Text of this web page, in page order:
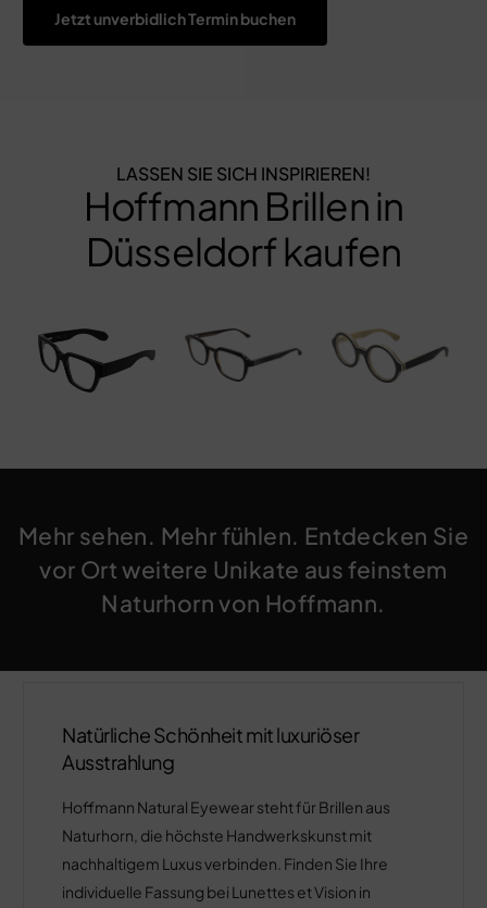
Jetzt unverbidlich Termin buchen
LASSEN SIE SICH INSPIRIEREN!
Hoffmann Brillen in
Düsseldorf kaufen
Mehr sehen. Mehr fühlen. Entdecken Sie
vor Ort weitere Unikate aus feinstem
Naturhorn von Hoffmann.
Natürliche Schönheit mit luxuriöser
Ausstrahlung
Hoffmann Natural Eyewear steht für Brillen aus
Naturhorn, die höchste Handwerkskunst mit
nachhaltigem Luxus verbinden. Finden Sie Ihre
individuelle Fassung bei Lunettes et Vision in